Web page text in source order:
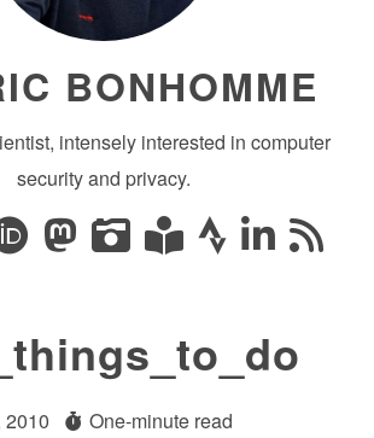
BONHOMME
intensely interested in computer
security and privacy.
2010
One-minute read